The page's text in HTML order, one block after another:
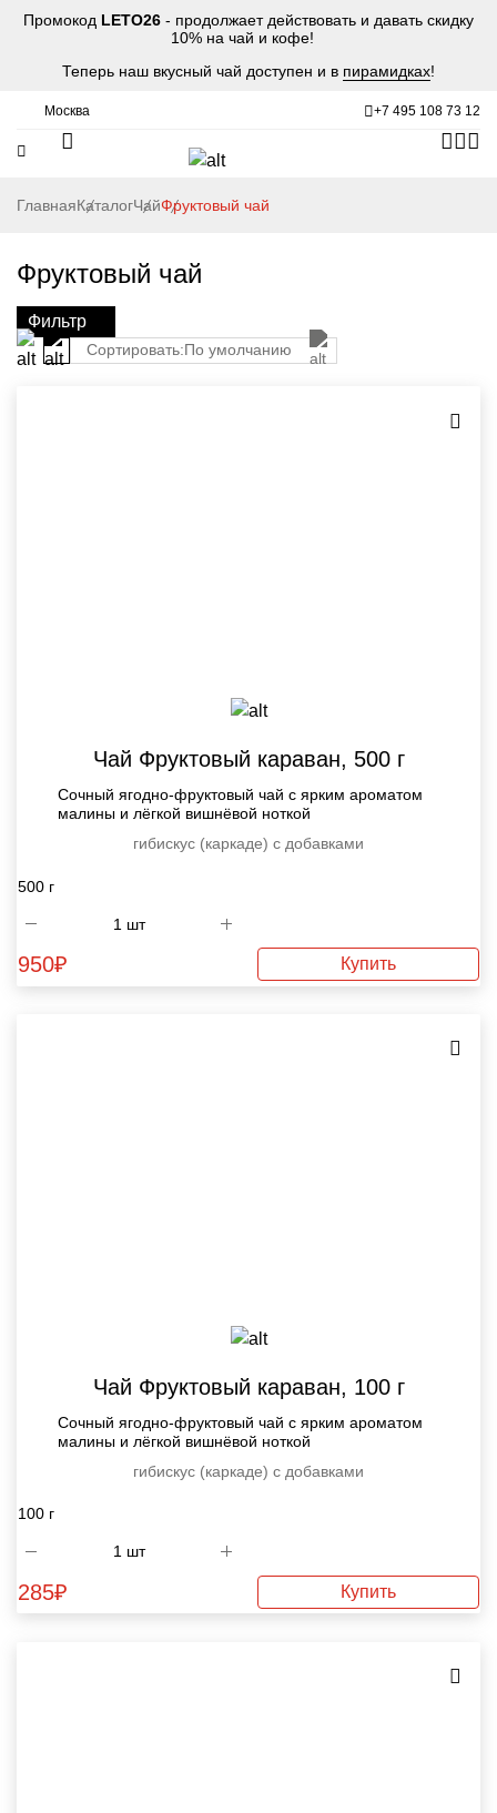
Промокод LETO26 - продолжает действовать и давать скидку
10% на чай и кофе!
Теперь наш вкусный чай доступен и в пирамидках!
+7 495 108 73 12
Москва
ГлавнаяКаталогЧайФруктовый чай
Фруктовый чай
Фильтр
Сортировать:По умолчанию
Чай Фруктовый караван, 500 г
Сочный ягодно-фруктовый чай с ярким ароматом
малины и лёгкой вишнёвой ноткой
гибискус (каркаде) с добавками
500 г
950₽ Купить
Чай Фруктовый караван, 100 г
Сочный ягодно-фруктовый чай с ярким ароматом
малины и лёгкой вишнёвой ноткой
гибискус (каркаде) с добавками
100 г
285₽ Купить